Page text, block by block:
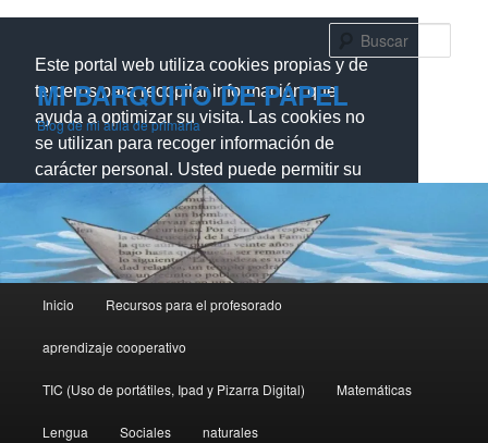
Este portal web utiliza cookies propias y de
terceros para recopilar información que
ayuda a optimizar su visita. Las cookies no
se utilizan para recoger información de
carácter personal. Usted puede permitir su
uso o rechazarlo, también puede cambiar su
configuración siempre que lo desee.
Dispone de más información en nuestra
Política de cookies.
contenido
principal
contenido
secundarioMI BARQUITO DE PAPEL
Blog de mi aula de primaria
principal
Inicio Recursos para el profesorado
aprendizaje cooperativo
TIC (Uso de portátiles, Ipad y Pizarra Digital) Matemáticas
Lengua Sociales naturales